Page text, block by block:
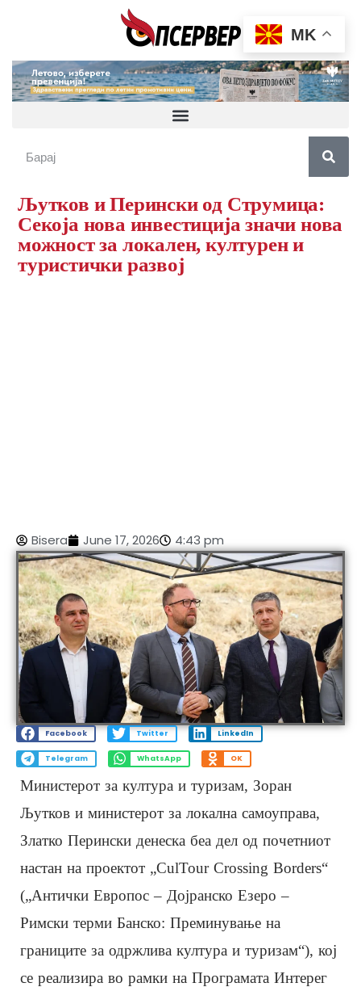
Љутков и Перински од Струмица:
Секоја нова инвестиција значи нова
можност за локален, културен и
туристички развој
Bisera June 17, 2026 4:43 pm
Facebook Twitter LinkedIn
Telegram WhatsApp OK
Министерот за култура и туризам, Зоран
Љутков и министерот за локална самоуправа,
Златко Перински денеска беа дел од почетниот
настан на проектот „CulTour Crossing Borders“
(„Антички Европос – Дојранско Езеро –
Римски терми Банско: Преминување на
границите за одржлива култура и туризам“), кој
се реализира во рамки на Програмата Интерег
MK